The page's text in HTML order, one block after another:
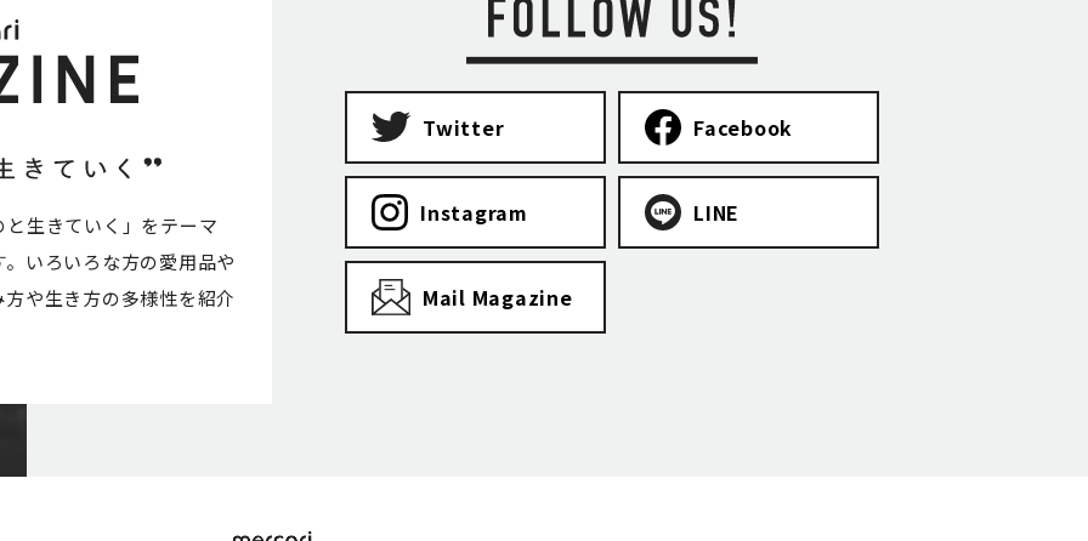
生きていく」をテーマ
いろいろな方の愛用品や
や生き方の多様性を紹介
Twitter Facebook
Instagram LINE
Mail Magazine